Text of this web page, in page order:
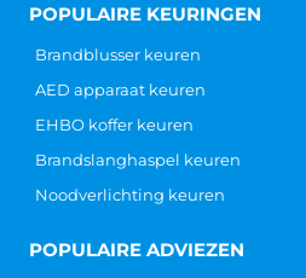
POPULAIRE KEURINGEN
Brandblusser keuren
AED apparaat keuren
EHBO koffer keuren
Brandslanghaspel keuren
Noodverlichting keuren
POPULAIRE ADVIEZEN